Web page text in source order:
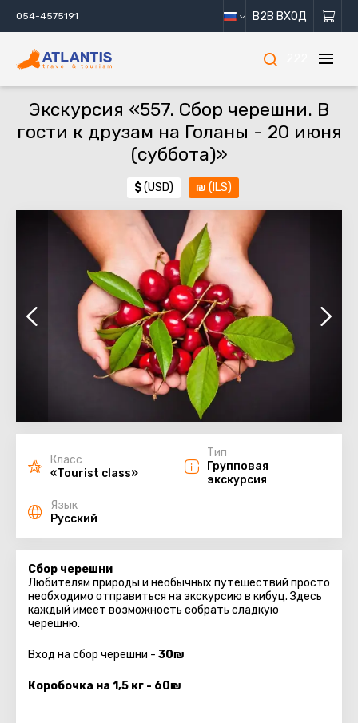
054-4575191 B2B ВХОД
Экскурсия «557. Сбор черешни. В
гости к друзам на Голаны - 20 июня
(суббота)»
$(USD) ₪ (ILS)
Класс
«Tourist class»
Тип
Групповая
экскурсия
Язык
Русский
Сбор черешни
Любителям природы и необычных путешествий просто
необходимо отправиться на экскурсию в кибуц. Здесь
каждый имеет возможность собрать сладкую
черешню.
Вход на сбор черешни - 30₪
Коробочка на 1,5 кг - 60₪